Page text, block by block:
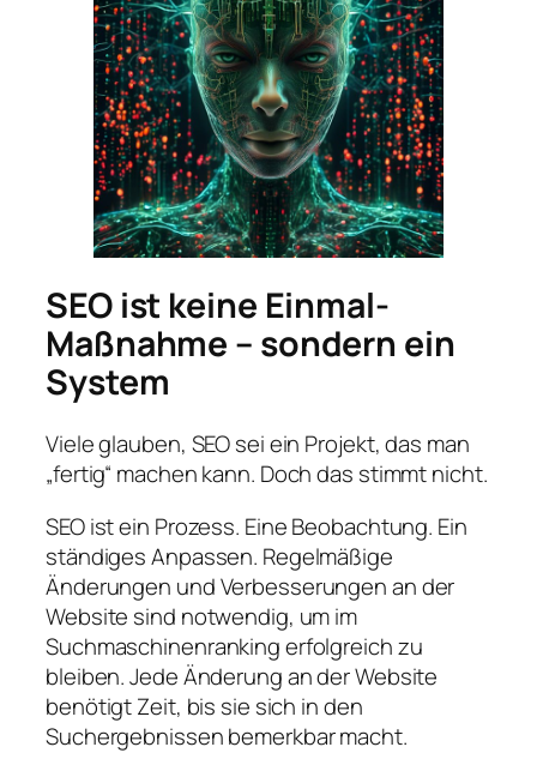
SEO ist keine Einmal-
Maßnahme – sondern ein
System
Viele glauben, SEO sei ein Projekt, das man
„fertig“ machen kann. Doch das stimmt nicht.
SEO ist ein Prozess. Eine Beobachtung. Ein
ständiges Anpassen. Regelmäßige
Änderungen und Verbesserungen an der
Website sind notwendig, um im
Suchmaschinenranking erfolgreich zu
bleiben. Jede Änderung an der Website
benötigt Zeit, bis sie sich in den
Suchergebnissen bemerkbar macht.